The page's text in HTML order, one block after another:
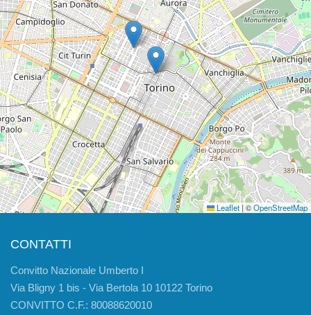
Leaflet | ©OpenStreetMap
CONTATTI
Convitto Nazionale Umberto I
Via Bligny 1 bis - Via Bertola 10 10122 Torino
CONVITTO C.F.: 80088620010